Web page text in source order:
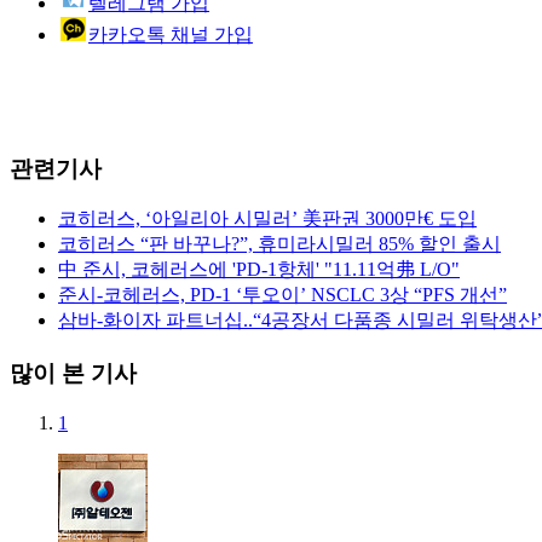
카카오톡 채널 가입
관련기사
코히러스, ‘아일리아 시밀러’ 美판권 3000만€ 도입
코히러스 “판 바꾸나?”, 휴미라시밀러 85% 할인 출시
中 준시, 코헤러스에 'PD-1항체' "11.11억弗 L/O"
준시-코헤러스, PD-1 ‘투오이’ NSCLC 3상 “PFS 개선”
삼바-화이자 파트너십..“4공장서 다품종 시밀러 위탁생산
많이 본 기사
1